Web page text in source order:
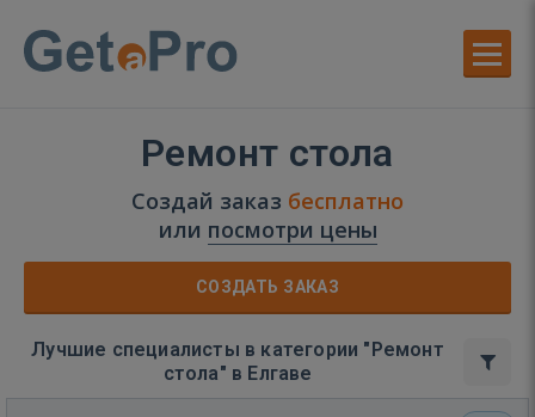
Ремонт стола
Создай заказ бесплатно
или посмотри цены
СОЗДАТЬ ЗАКАЗ
Лучшие специалисты в категории "Ремонт
стола" в Елгаве